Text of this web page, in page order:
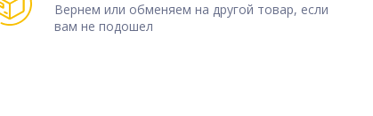
Вернем или обменяем на другой товар, если
вам не подошел